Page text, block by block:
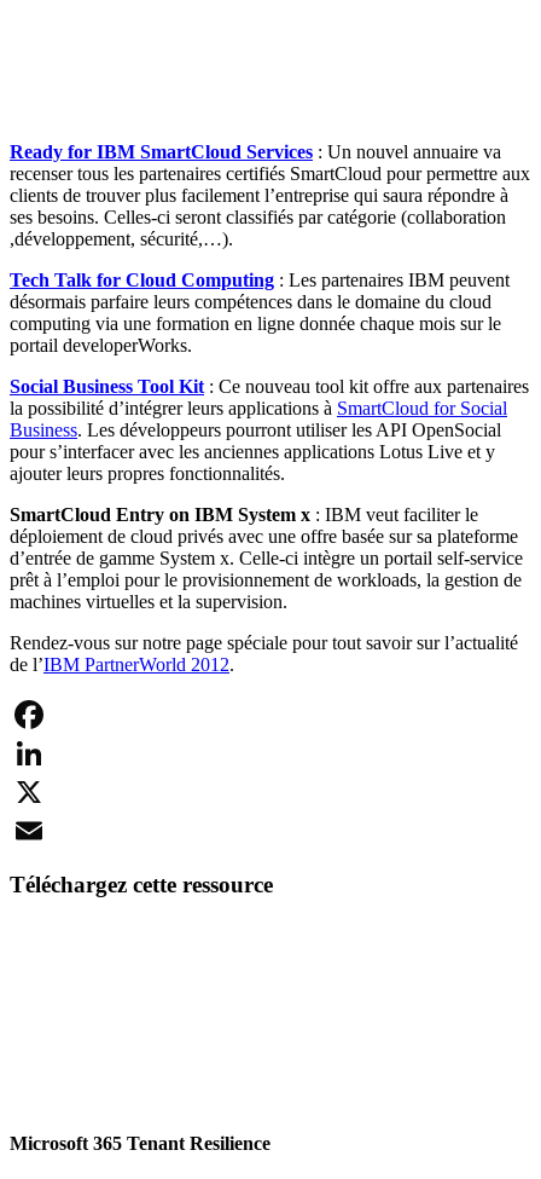
Ready for IBM SmartCloud Services : Un nouvel annuaire va
recenser tous les partenaires certifiés SmartCloud pour permettre aux
clients de trouver plus facilement l’entreprise qui saura répondre à
ses besoins. Celles-ci seront classifiés par catégorie (collaboration
,développement, sécurité,…).
Tech Talk for Cloud Computing : Les partenaires IBM peuvent
désormais parfaire leurs compétences dans le domaine du cloud
computing via une formation en ligne donnée chaque mois sur le
portail developerWorks.
Social Business Tool Kit : Ce nouveau tool kit offre aux partenaires
la possibilité d’intégrer leurs applications à SmartCloud for Social
Business. Les développeurs pourront utiliser les API OpenSocial
pour s’interfacer avec les anciennes applications Lotus Live et y
ajouter leurs propres fonctionnalités.
SmartCloud Entry on IBM System x : IBM veut faciliter le
déploiement de cloud privés avec une offre basée sur sa plateforme
d’entrée de gamme System x. Celle-ci intègre un portail self-service
prêt à l’emploi pour le provisionnement de workloads, la gestion de
machines virtuelles et la supervision.
Rendez-vous sur notre page spéciale pour tout savoir sur l’actualité
de l’IBM PartnerWorld 2012.
Facebook
LinkedIn
X
Téléchargez cette ressource
Microsoft 365 Tenant Resilience